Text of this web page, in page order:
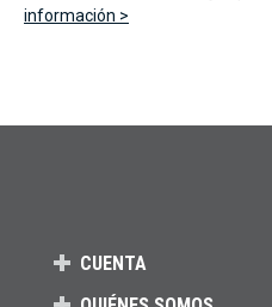
información >
CUENTA